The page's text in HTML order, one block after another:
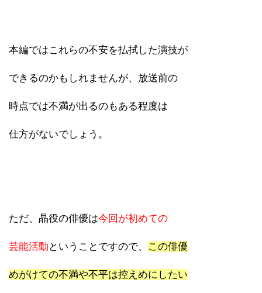
本編ではこれらの不安を払拭した演技が
できるのかもしれませんが、放送前の
時点では不満が出るのもある程度は
仕方がないでしょう。
ただ、晶役の俳優は今回が初めての
芸能活動 ということですので、 この俳優
めがけての不満や不平は控えめにしたい